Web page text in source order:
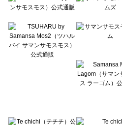
Te chichi CLASSIC（テチチ クラシック）の一覧
Lugnoncure（ルノンキュール）の一覧
BETTY'S BLUE（べティーズブルー）の一覧
Wpc.（ワールドパーティー）の一覧